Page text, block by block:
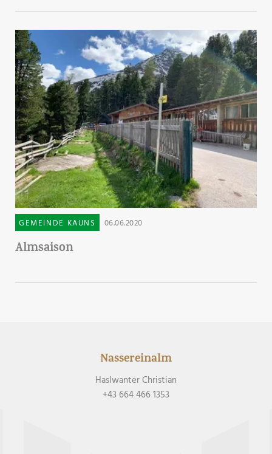
GEMEINDE KAUNS 06.06.2020
Almsaison
Nassereinalm
Haslwanter Christian
+43 664 466 1353